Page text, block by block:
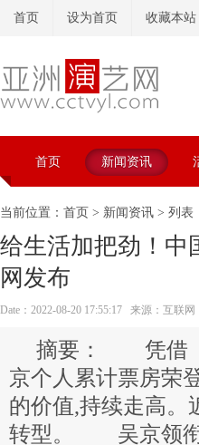
首页 设为首页 收藏本站
首页 新闻资讯
当前位置： 首页 > 新闻资讯 > 列表
给生活加把劲！中
网发布
Date：2022-08-20 17:55:17 来源：互联
凭借《
京个人累计票房荣
的价值,持续走高。
转型。 吴京领衔